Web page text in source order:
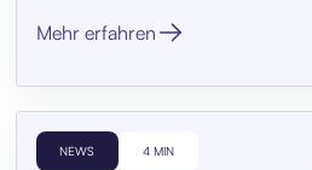
Mehr erfahren
NEWS 4 MIN